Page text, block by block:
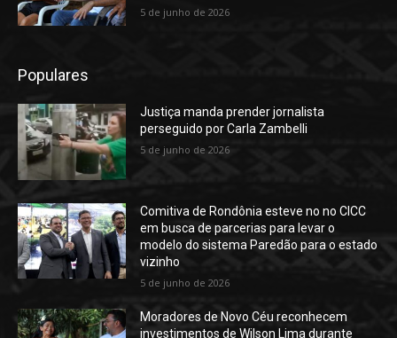
5 de junho de 2026
Populares
Justiça manda prender jornalista
perseguido por Carla Zambelli
5 de junho de 2026
Comitiva de Rondônia esteve no no CICC
em busca de parcerias para levar o
modelo do sistema Paredão para o estado
vizinho
5 de junho de 2026
Moradores de Novo Céu reconhecem
investimentos de Wilson Lima durante